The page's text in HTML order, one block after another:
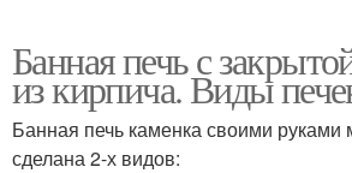
Банная печь с
из кирпича. Виды
Банная печь каменка своими руками
сделана 2-х видов: